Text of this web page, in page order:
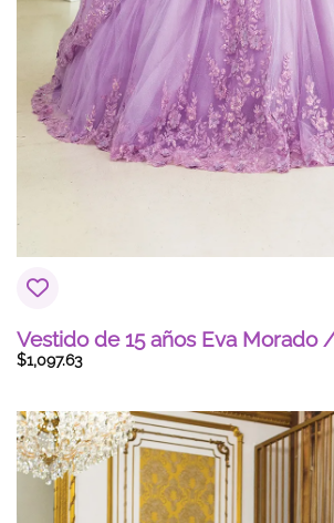
Vestido de 15 años Eva Morado
$1,097.63